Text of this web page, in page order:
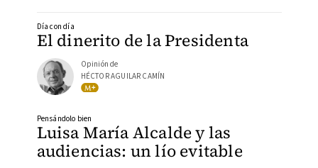
El dinerito de la Presidenta
Día con día
Opinión de
HÉCTOR AGUILAR CAMÍN
Luisa María Alcalde y las
audiencias: un lío evitable
Pensándolo bien